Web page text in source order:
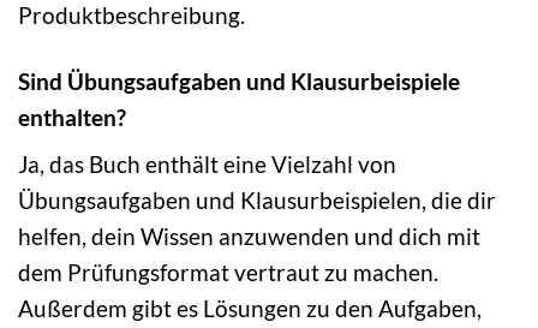
Produktbeschreibung.
Sind Übungsaufgaben und Klausurbeispiele
enthalten?
Ja, das Buch enthält eine Vielzahl von
Übungsaufgaben und Klausurbeispielen, die dir
helfen, dein Wissen anzuwenden und dich mit
dem Prüfungsformat vertraut zu machen.
Außerdem gibt es Lösungen zu den Aufgaben,